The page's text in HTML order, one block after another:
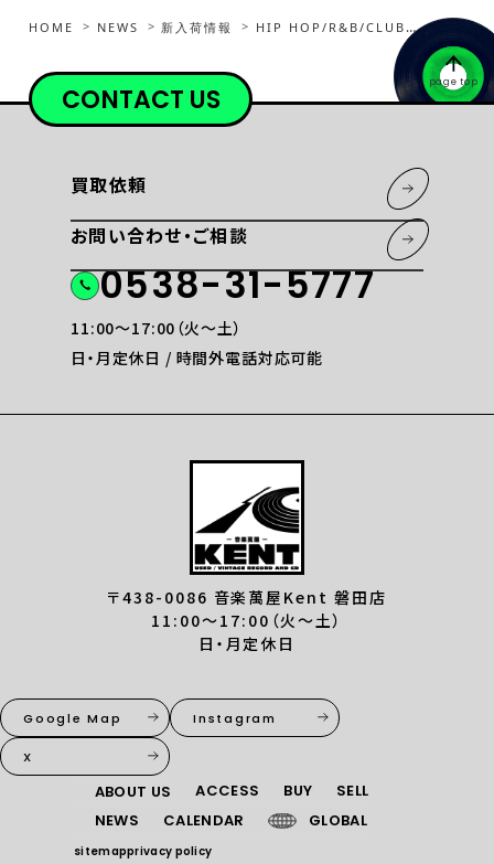
HOME NEWS 新入荷情報 HIP HOP/R&B/CLUBを追加しました
page top
CONTACT US
買取依頼
お問い合わせ・ご相談
0538-31-5777
11:00〜17:00（火〜土）
日・月定休日 / 時間外電話対応可能
〒438-0086 音楽萬屋Kent 磐田店
11:00〜17:00（火〜土）
日・月定休日
Google Map Instagram
X
ABOUT US ACCESS BUY
SELL
NEWS
CALENDAR GLOBAL
sitemapprivacy policy